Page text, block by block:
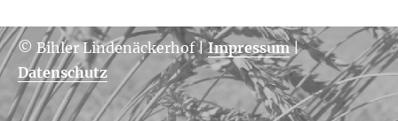
© Bihler Lindenäckerhof|Impressum|
Datenschutz